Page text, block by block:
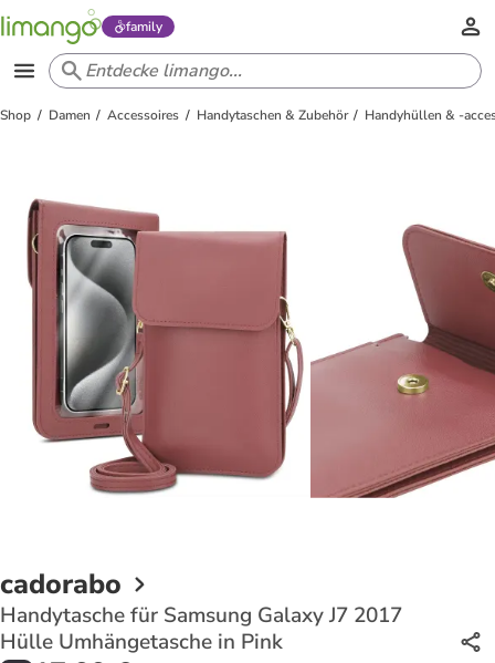
family
Shop Damen Accessoires Handytaschen & Zubehör Handyhüllen & -
cadorabo
Handytasche für Samsung Galaxy J7 2017
Hülle Umhängetasche in Pink